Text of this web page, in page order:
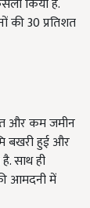
किया है.
की 30 प्रतिशत
और कम जमीन
बखरी हुई और
साथ ही
आमदनी में